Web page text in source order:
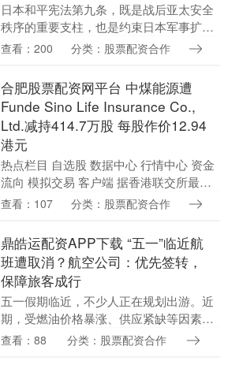
日本和平宪法第九条，既是战后亚太安全
秩序的重要支柱，也是约束日本军事扩张
的核心制度屏障。 4月12日，日本首相高
内完成修改和....
查看：200 分类：股票配资合作
合肥股票配资网平台 中煤能源遭
Funde Sino Life Insurance Co.,
Ltd.减持414.7万股 每股作价12.94
港元
热点栏目 自选股 数据中心 行情中心 资金
流向 模拟交易 客户端 据香港联交所最新
数据显示，4月20日，Funde Sino Life
查看：107 分类：股票配资合作
鼎皓运配资APP下载 “五一”临近航
班遭取消？航空公司：优先签转，
保障旅客成行
五一假期临近，不少人正在规划出游。近
期，受燃油价格暴涨、供应紧缺等因素影
响，全球多家航空公司运力出现不同程度
查看：88 分类：股票配资合作